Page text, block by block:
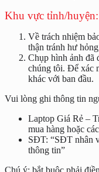
Khu vực tỉnh/huyện:
Về trách nhiệm
thận tránh hư
Chụp hình ảnh đã
chúng tôi. Để xác
khác với ban đầu.
Vui lòng ghi thông tin
Laptop Giá Rẻ –
mua hàng hoặc
SĐT: “SĐT nhân
thông tin”
Chú ý: bắt buộc phải